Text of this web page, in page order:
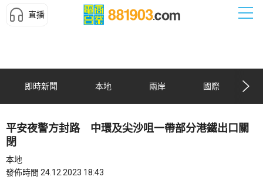
直播
即時新聞 本地 兩岸 國際
平安夜警方封路 中環及尖沙咀一帶部分港鐵出口關
閉
本地
發佈時間 24.12.2023 18:43